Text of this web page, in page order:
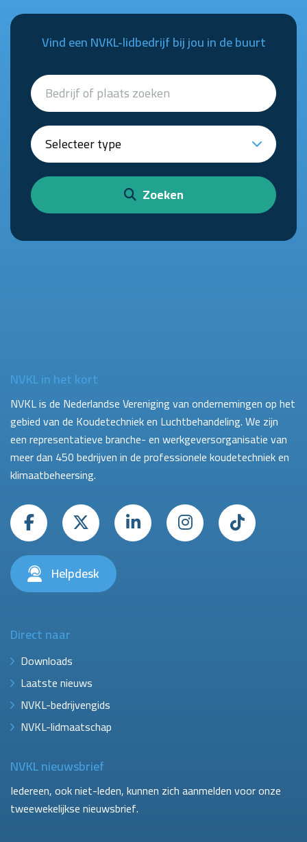
Vind een NVKL-lidbedrijf bij jou in de buurt
Zoeken
NVKL in het kort
NVKL is de Nederlandse Vereniging van ondernemingen op het
gebied van de Koudetechniek en Luchtbehandeling. We zijn
een representatieve branche- en werkgeversorganisatie van
meer dan 450 bedrijven in de professionele koudetechniek en
klimaatbeheersing.
Helpdesk
Direct naar
Downloads
Laatste nieuws
NVKL-bedrijvengids
NVKL-lidmaatschap
NVKL nieuwsbrief
Iedereen, ook niet-leden, kunnen zich aanmelden voor onze
tweewekelijkse nieuwsbrief.